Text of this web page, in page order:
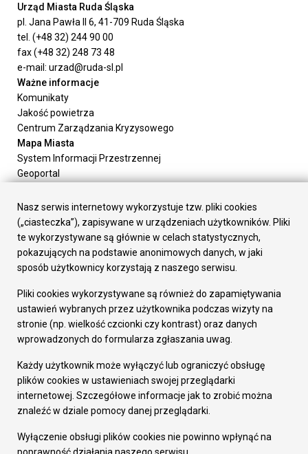
Urząd Miasta Ruda Śląska
pl. Jana Pawła II 6, 41-709 Ruda Śląska
tel. (+48 32) 244 90 00
fax (+48 32) 248 73 48
e-mail: urzad@ruda-sl.pl
Ważne informacje
Komunikaty
Jakość powietrza
Centrum Zarządzania Kryzysowego
Mapa Miasta
System Informacji Przestrzennej
Geoportal
Załatw sprawę
Prezydent Miasta
Rada Miasta
Wydziały
Elektroniczna Skrzynka Podawcza
Gospodarka
Fundusze europejskie
Środki krajowe
Oferty inwestycyjne
Pozostałe
Deklaracja dostępności
Dane osobowe
Dodaj opinię o witrynie
Nasz serwis internetowy wykorzystuje tzw. pliki cookies
(„ciasteczka”), zapisywane w urządzeniach użytkowników. Pliki
te wykorzystywane są głównie w celach statystycznych,
pokazujących na podstawie anonimowych danych, w jaki
sposób użytkownicy korzystają z naszego serwisu.
Pliki cookies wykorzystywane są również do zapamiętywania
ustawień wybranych przez użytkownika podczas wizyty na
stronie (np. wielkość czcionki czy kontrast) oraz danych
wprowadzonych do formularza zgłaszania uwag.
Każdy użytkownik może wyłączyć lub ograniczyć obsługę
plików cookies w ustawieniach swojej przeglądarki
internetowej. Szczegółowe informacje jak to zrobić można
znaleźć w dziale pomocy danej przeglądarki.
Wyłączenie obsługi plików cookies nie powinno wpłynąć na